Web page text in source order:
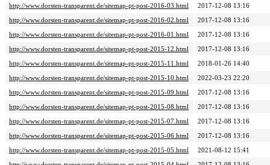
http://www.dorsten-transparent.de/sitemap-pt-post-2016-03.html
2017-12-08 13:16
http://www.dorsten-transparent.de/sitemap-pt-post-2016-02.html
2017-12-08 13:16
http://www.dorsten-transparent.de/sitemap-pt-post-2016-01.html
2017-12-08 13:16
http://www.dorsten-transparent.de/sitemap-pt-post-2015-12.html
2017-12-08 13:16
http://www.dorsten-transparent.de/sitemap-pt-post-2015-11.html
2018-01-26 14:40
http://www.dorsten-transparent.de/sitemap-pt-post-2015-10.html
2022-03-23 22:20
http://www.dorsten-transparent.de/sitemap-pt-post-2015-09.html
2017-12-08 13:16
http://www.dorsten-transparent.de/sitemap-pt-post-2015-08.html
2017-12-08 13:16
http://www.dorsten-transparent.de/sitemap-pt-post-2015-07.html
2017-12-08 13:16
http://www.dorsten-transparent.de/sitemap-pt-post-2015-06.html
2017-12-08 13:16
http://www.dorsten-transparent.de/sitemap-pt-post-2015-05.html
2021-08-12 15:41